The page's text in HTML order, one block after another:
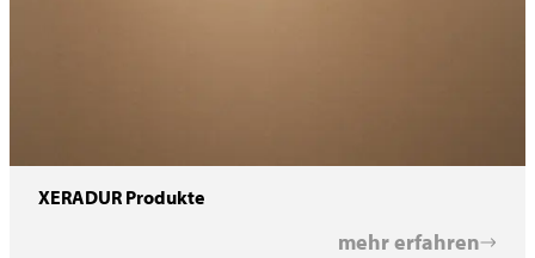
XERADUR Produkte
mehr erfahren